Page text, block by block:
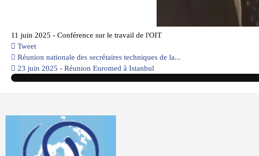
11 juin 2025 - Conférence sur le travail de l'OIT
Tweet
pinterest
Réunion nationale des secrétaires techniques de la...
23 juin 2025 - Réunion Euromed à Istanbul